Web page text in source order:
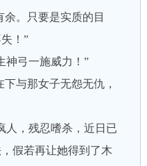
。只要是实质的目
！”
弓一施威力！”
与那女子无怨无仇，
，残忍嗜杀，近日已
假若再让她得到了木